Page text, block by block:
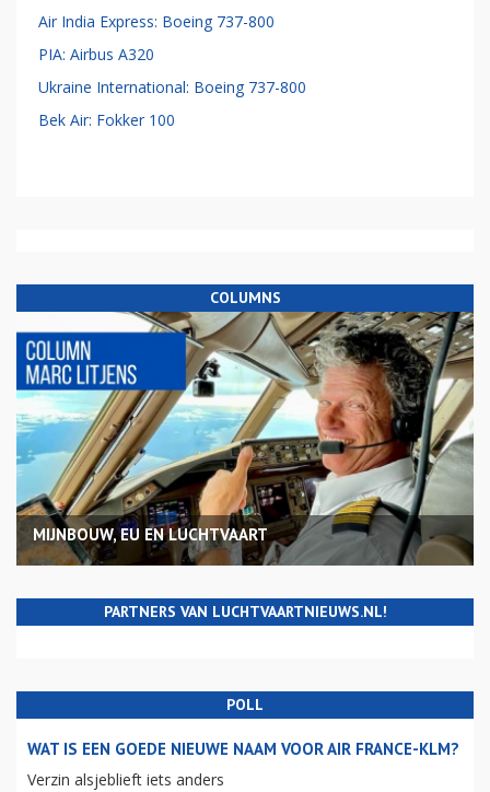
Air India Express: Boeing 737-800
PIA: Airbus A320
Ukraine International: Boeing 737-800
Bek Air: Fokker 100
COLUMNS
MIJNBOUW, EU EN LUCHTVAART
PARTNERS VAN LUCHTVAARTNIEUWS.NL!
POLL
WAT IS EEN GOEDE NIEUWE NAAM VOOR AIR FRANCE-KLM?
Verzin alsjeblieft iets anders